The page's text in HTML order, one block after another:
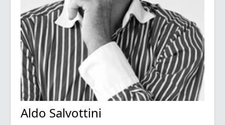
Aldo Salvottini